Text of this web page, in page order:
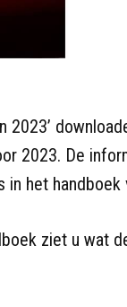
2023’
2023. De
in het handboek
ziet u wat